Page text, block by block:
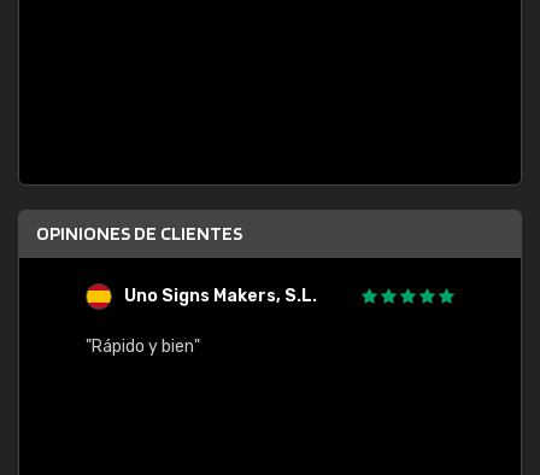
OPINIONES DE CLIENTES
Uno Signs Makers, S.L.
"Rápido y bien"